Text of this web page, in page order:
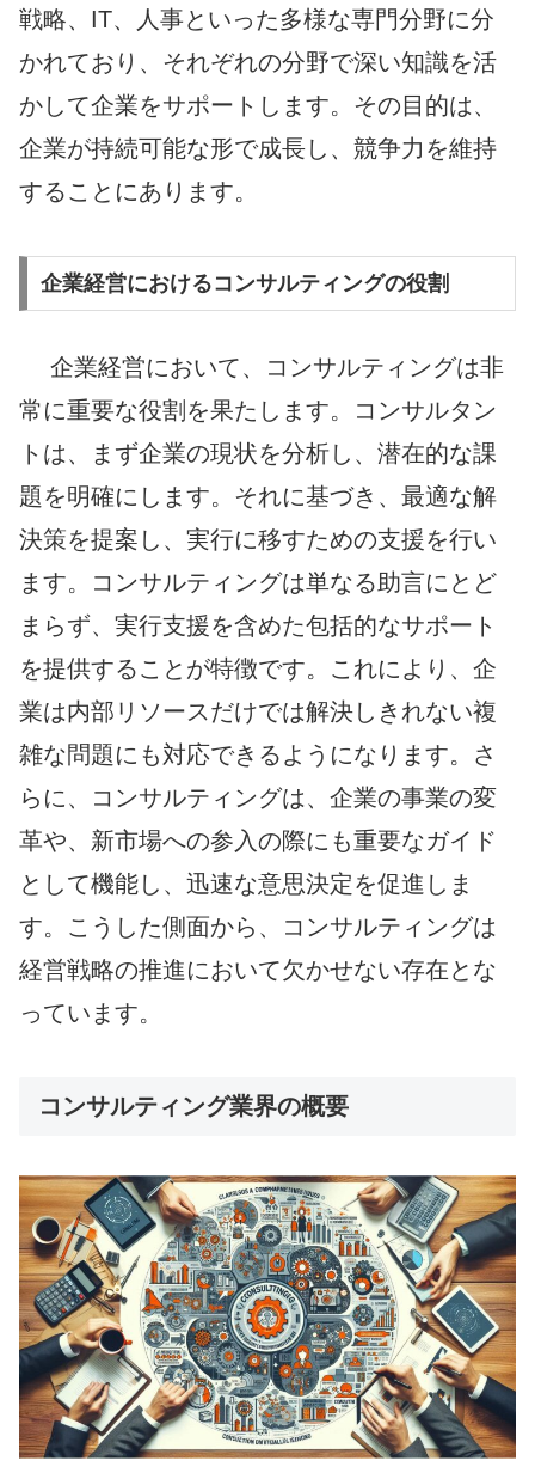
戦略、IT、人事といった多様な専門分野に分
かれており、それぞれの分野で深い知識を活
かして企業をサポートします。その目的は、
企業が持続可能な形で成長し、競争力を維持
することにあります。
企業経営におけるコンサルティングの役割
企業経営において、コンサルティングは非
常に重要な役割を果たします。コンサルタン
トは、まず企業の現状を分析し、潜在的な課
題を明確にします。それに基づき、最適な解
決策を提案し、実行に移すための支援を行い
ます。コンサルティングは単なる助言にとど
まらず、実行支援を含めた包括的なサポート
を提供することが特徴です。これにより、企
業は内部リソースだけでは解決しきれない複
雑な問題にも対応できるようになります。さ
らに、コンサルティングは、企業の事業の変
革や、新市場への参入の際にも重要なガイド
として機能し、迅速な意思決定を促進しま
す。こうした側面から、コンサルティングは
経営戦略の推進において欠かせない存在とな
っています。
コンサルティング業界の概要